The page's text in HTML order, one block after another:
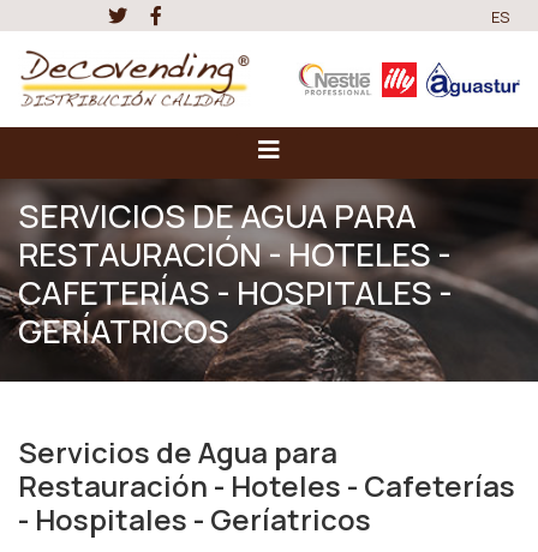
ES
SERVICIOS DE AGUA PARA
RESTAURACIÓN - HOTELES -
CAFETERÍAS - HOSPITALES -
GERÍATRICOS
Servicios de Agua para
Restauración - Hoteles - Cafeterías
- Hospitales - Geríatricos